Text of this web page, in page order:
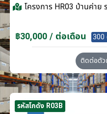
โครงการ HR03 บ้านค่าย
฿30,000 / ต่อเดือน 300
ติดต่อตัว
รหัสโกดัง R03B